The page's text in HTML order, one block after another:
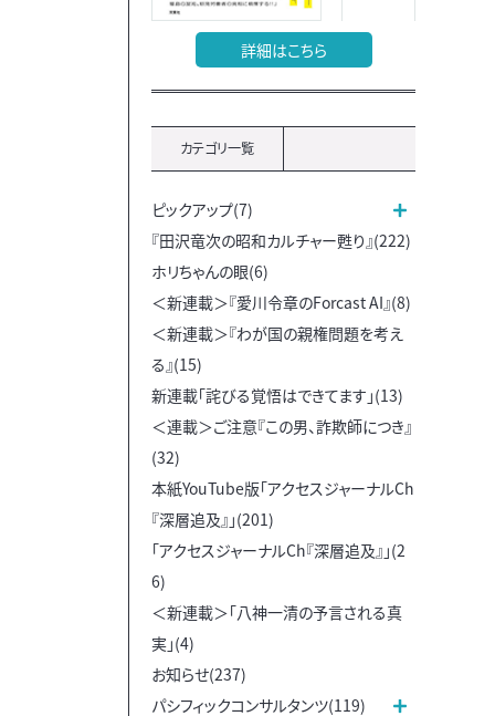
詳細はこちら
カテゴリ一覧
ピックアップ(7)
『田沢竜次の昭和カルチャー甦り』(222)
ホリちゃんの眼(6)
＜新連載＞『愛川令章のForcast AI』(8)
＜新連載＞『わが国の親権問題を考え
る』(15)
新連載「詫びる覚悟はできてます」(13)
＜連載＞ご注意『この男、詐欺師につき』
(32)
本紙YouTube版「アクセスジャーナルCh
『深層追及』」(201)
「アクセスジャーナルCh『深層追及』」(2
6)
＜新連載＞「八神一清の予言される真
実」(4)
お知らせ(237)
パシフィックコンサルタンツ(119)